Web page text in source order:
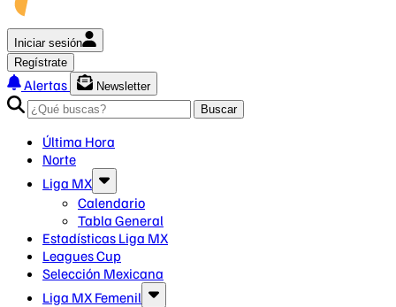
Iniciar sesión
Regístrate
Alertas
Newsletter
Buscar
Última Hora
Norte
Liga MX
Calendario
Tabla General
Estadísticas Liga MX
Leagues Cup
Selección Mexicana
Liga MX Femenil